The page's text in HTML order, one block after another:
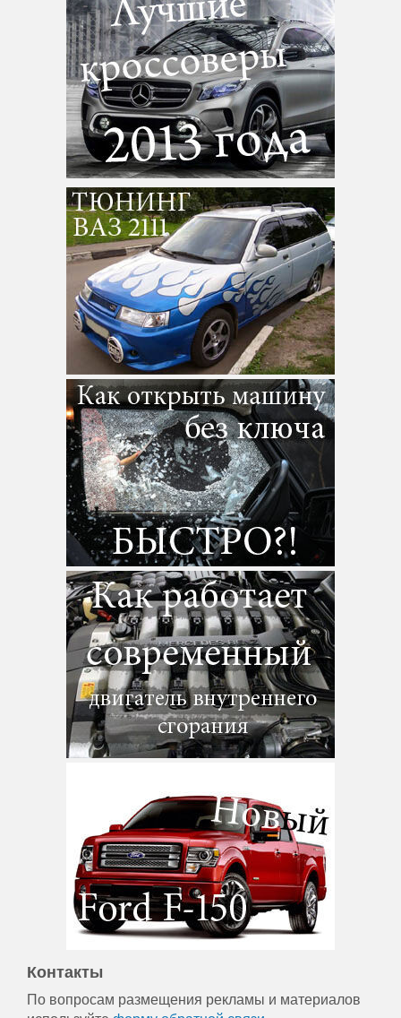
Контакты
По вопросам размещения рекламы и материалов